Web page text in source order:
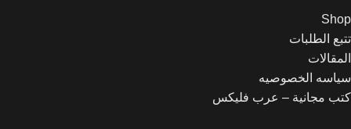
Shop
تتبع الطلبات
المقالات
سياسه الخصوصيه
كتب مجانية – عرب فليكس